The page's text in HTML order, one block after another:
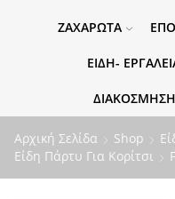
ΖΑΧΑΡΩΤΆ
ΕΊΔΗ-
Αρχική Σελίδα Shop
Είδη Πάρτυ Για Κορίτσι